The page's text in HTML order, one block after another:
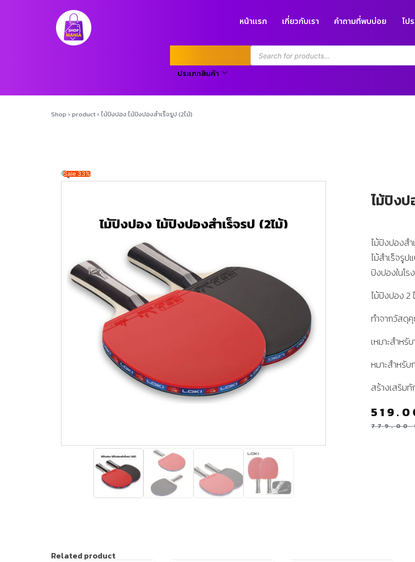
หน้าแรก เกี่ยวกับเรา คำถามที่พบบ่อย โป
ประเภทสินค้า
Shop › product› ไม้ปิงปอง ไม้ปิงปองสำเร็จรูป (2ไม้)
Sale 33%
ไม้ปิงป
ไม้ปิงปองสำ
ไม้สำเร็จรู
ปิงปองในโร
ไม้ปิงปอง 2
ทำจากวัสดุ
เหมาะสำหรั
หมาะสำหรั
สร้างเสริมทั
779.00
Related product